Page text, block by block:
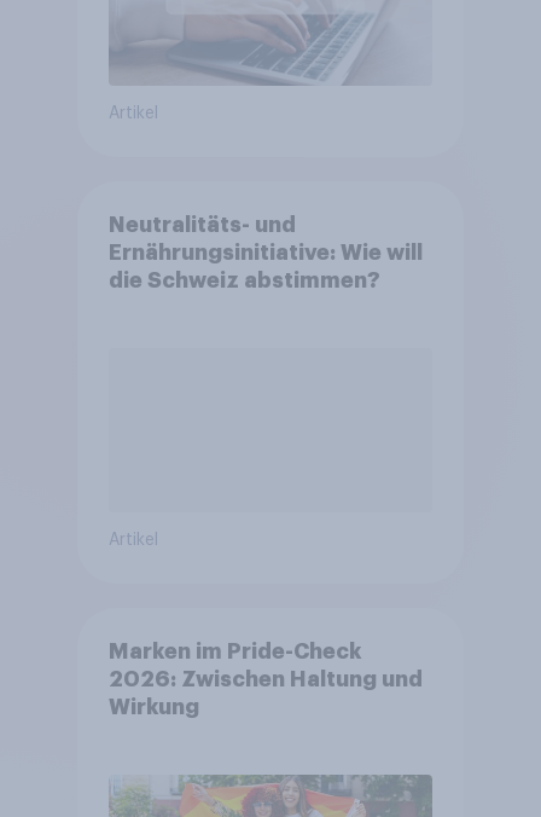
Artikel
Neutralitäts- und
Ernährungsinitiative: Wie will
die Schweiz abstimmen?
Artikel
Marken im Pride-Check
2026: Zwischen Haltung und
Wirkung